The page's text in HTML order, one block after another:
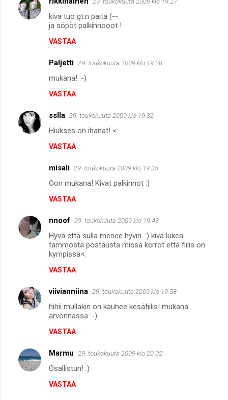
kiva tuo gt:n paita (--:
ja söpöt palkinnooot !
VASTAA
Paljetti 29. toukokuuta 2009 klo 19.28
mukana! :-)
VASTAA
sslla 29. toukokuuta 2009 klo 19.32
Hiukses on ihanat! <:
VASTAA
misali 29. toukokuuta 2009 klo 19.35
Oon mukana! Kivat palkinnot :)
VASTAA
nnoof 29. toukokuuta 2009 klo 19.43
Hyvä että sulla menee hyvin. :) kiva lukea
tämmöstä postausta missä kerrot että fiilis on
kympissä<:
VASTAA
viivianniina 29. toukokuuta 2009 klo 19.58
hihii mullakin on kauhee kesäfiilis! mukana
arvonnassa :-)
VASTAA
Marmu 29. toukokuuta 2009 klo 20.02
Osallistun! :)
VASTAA